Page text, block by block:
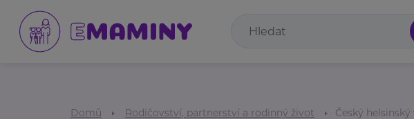
Domů Rodičovství, partnerství a rodinný život Český helsinský